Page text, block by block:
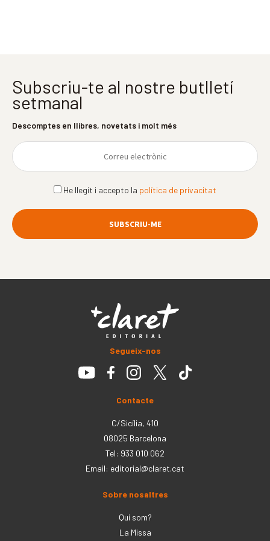
Subscriu-te al nostre butlletí
setmanal
Descomptes en llibres, novetats i molt més
He llegit i accepto la política de privacitat
Segueix-nos
Contacte
C/Sicília, 410
08025 Barcelona
Tel: 933 010 062
Email: editorial@claret.cat
Sobre nosaltres
Qui som?
La Missa